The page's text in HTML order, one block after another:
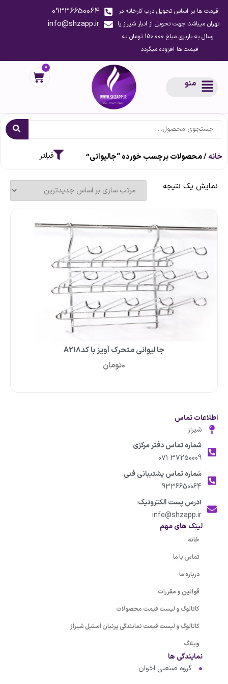
قیمت ها بر اساس تحویل درب کارخانه در
تهران میباشد جهت تحویل از انبار شیراز یا
ارسال به باربری مبلغ 150.000 تومان به
قیمت ها افزوده میگردد
09336650064
info@shzapp.ir
منو
0
خانه/ محصولات برچسب خورده “جالیوانی”
نمایش یک نتیجه
جا لیوانی متحرک آویز با کدA218
0تومان
اطلاعات تماس
شیراز
شماره تماس دفتر مرکزی:
37250009 071
شماره تماس پشتیبانی فنی:
9336650064
آدرس پست الکترونیک:
info@shzapp.ir
لینک های مهم
خانه
تماس با ما
درباره ما
قوانین و مقررات
کاتالوگ و لیست قیمت محصولات
کاتالوگ و لیست قیمت نمایندگی پرنیان استیل شیراز
وبلاگ
نمایندگی ها
گروه صنعتی اخوان